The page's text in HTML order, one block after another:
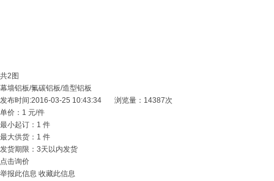
共2图
幕墙铝板/氟碳铝板/造型铝板
发布时间:2016-03-25 10:43:34 浏览量：14387次
单价： 1 元/件
最小起订： 1 件
最大供货： 1 件
发货期限： 3天以内发货
点击询价
举报此信息 收藏此信息